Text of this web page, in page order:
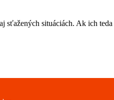
sťažených situáciách. Ak ich